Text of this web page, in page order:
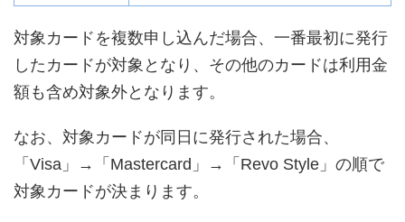
対象カードを複数申し込んだ場合、一番最初に発行
したカードが対象となり、その他のカードは利用金
額も含め対象外となります。
なお、対象カードが同日に発行された場合、
「Visa」→「Mastercard」→「Revo Style」の順で
対象カードが決まります。